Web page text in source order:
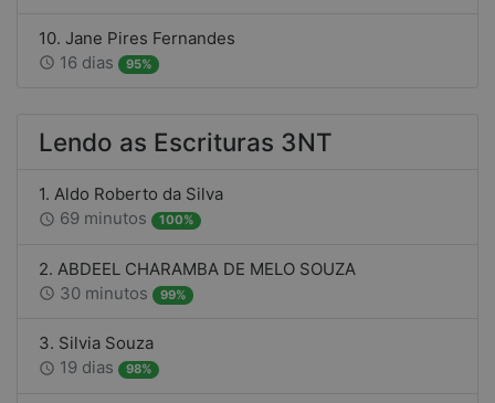
10. Jane Pires Fernandes
access_time 16 dias 95%
Lendo as Escrituras 3NT
1. Aldo Roberto da Silva
access_time 69 minutos 100%
2. ABDEEL CHARAMBA DE MELO SOUZA
access_time 30 minutos 99%
3. Silvia Souza
access_time 19 dias 98%